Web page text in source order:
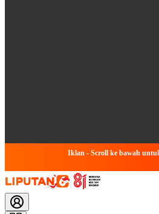
Iklan - Scroll ke bawah